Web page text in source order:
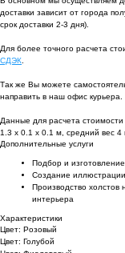
доставки зависит от города
срок доставки 2-3 дня).
Для более точного расчета
СДЭК
Так же Вы можете
направить в наш офис курьера.
Данные для расчета
1.3 х 0.1 х 0.1 м, средний вес 4
Дополнительные услуги
Подбор и
Создание
Производство
интерьера
Характеристики
Цвет: Розовый
Цвет: Голубой